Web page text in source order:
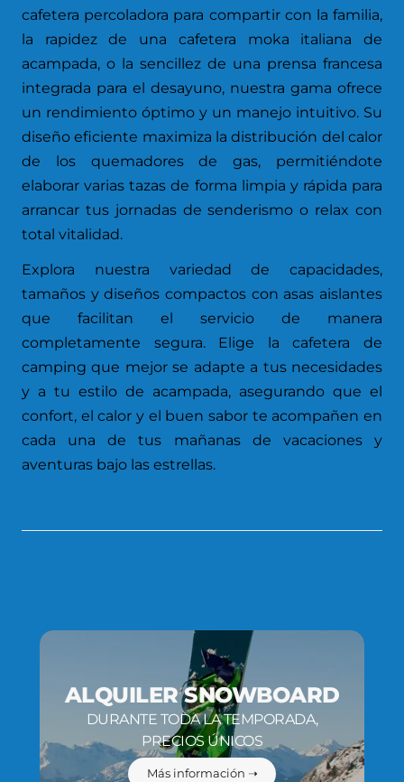
cafetera percoladora para compartir con la familia,
la rapidez de una cafetera moka italiana de
acampada, o la sencillez de una prensa francesa
integrada para el desayuno, nuestra gama ofrece
un rendimiento óptimo y un manejo intuitivo. Su
diseño eficiente maximiza la distribución del calor
de los quemadores de gas, permitiéndote
elaborar varias tazas de forma limpia y rápida para
arrancar tus jornadas de senderismo o relax con
total vitalidad.
Explora nuestra variedad de capacidades,
tamaños y diseños compactos con asas aislantes
que facilitan el servicio de manera
completamente segura. Elige la cafetera de
camping que mejor se adapte a tus necesidades
y a tu estilo de acampada, asegurando que el
confort, el calor y el buen sabor te acompañen en
cada una de tus mañanas de vacaciones y
aventuras bajo las estrellas.
ALQUILER SNOWBOARD
DURANTE TODA LA TEMPORADA,
PRECIOS ÚNICOS
Más información ➝